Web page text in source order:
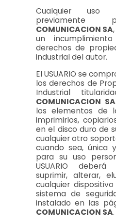
Cualquier uso
COMUNICACION SA
un
derechos de
industrial del autor.
El USUARIO se
los derechos de
Industrial
COMUNICACION SA
los elementos de
imprimirlos,
en el disco duro de
cualquier otro
cuando sea, única
para su uso
USUARIO
suprimir, alterar,
cualquier
sistema de
instalado en las
COMUNICACION SA.